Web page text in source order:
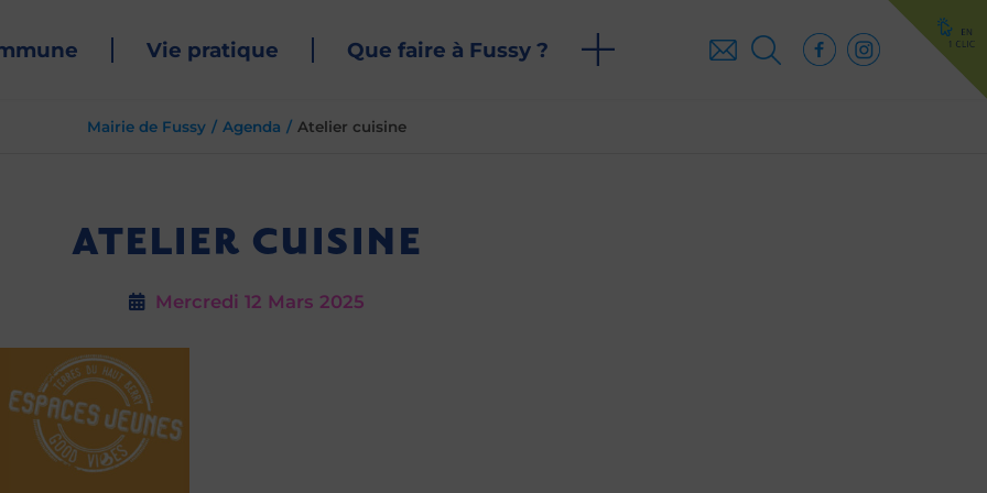
Vie pratique Que faire à Fussy ?
Mairie de Fussy Agenda Atelier cuisine
ATELIER CUISINE
Mercredi 12 Mars 2025